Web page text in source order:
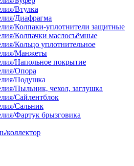
Втулка
Диафрагма
Колпаки-уплотнители защитные
Колпачки маслосъёмные
Кольцо уплотнительное
Манжеты
Напольное покрытие
Опора
Подушка
Пыльник, чехол, заглушка
Сайлентблок
Сальник
Фартук брызговика
коллектор